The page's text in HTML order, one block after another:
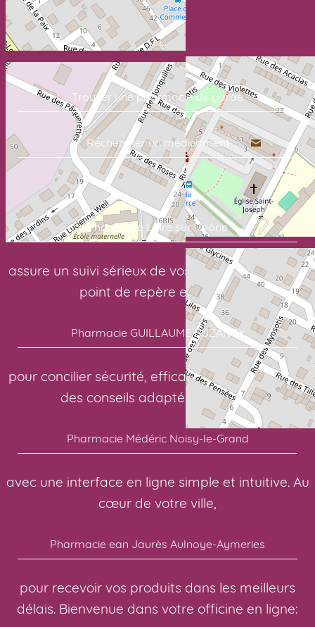
Trouver une pharmacie de garde
Rechercher un médicament
Commandez vos soins en quelques clics:
Pharmacie Loire sur Rhône
assure un suivi sérieux de vos traitements. Votre
point de repère en santé:
Pharmacie GUILLAUME BUZANCY
pour concilier sécurité, efficacité et confort. Pour
des conseils adaptés à chacun:
Pharmacie Médéric Noisy-le-Grand
avec une interface en ligne simple et intuitive. Au
cœur de votre ville,
Pharmacie ean Jaurès Aulnoye-Aymeries
pour recevoir vos produits dans les meilleurs
délais. Bienvenue dans votre officine en ligne: